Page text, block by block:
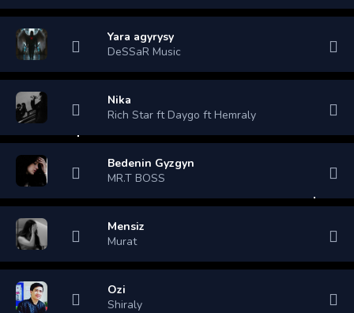
Yara agyrysy
DeSSaR Music
Nika
Rich Star ft Daygo ft Hemraly
Bedenin Gyzgyn
MR.T BOSS
Mensiz
Murat
Ozi
Shiraly